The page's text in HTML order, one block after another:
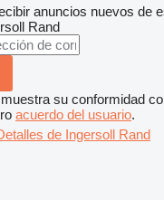
anuncios nuevos de
Rand
su conformidad
acuerdo del usuario.
de Ingersoll Rand